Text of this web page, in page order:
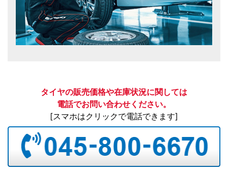
タイヤの販売価格や在庫状況に関しては
電話でお問い合わせください。
[スマホはクリックで電話できます]